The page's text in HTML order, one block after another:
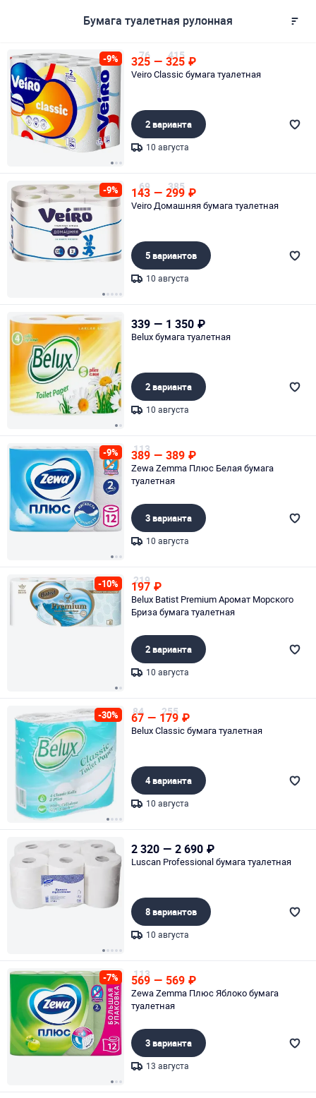
Бумага туалетная рулонная
-9% 76
325 — 415
325 ₽
Veiro Classic бумага туалетная
2 варианта
10 августа
-9% 69
143 — 385
299 ₽
Veiro Домашняя бумага туалетная
5 вариантов
10 августа
339 — 1 350 ₽
Belux бумага туалетная
2 варианта
10 августа
-9% 113
389 — 389 ₽
Zewa Zemma Плюс Белая бумага
туалетная
3 варианта
10 августа
-10% 219
197 ₽
Belux Batist Premium Аромат Морского
Бриза бумага туалетная
2 варианта
10 августа
-30% 84
67 — 255
179 ₽
Belux Classic бумага туалетная
4 варианта
10 августа
2 320 — 2 690 ₽
Luscan Professional бумага туалетная
8 вариантов
10 августа
-7% 113
569 — 569 ₽
Zewa Zemma Плюс Яблоко бумага
туалетная
3 варианта
13 августа